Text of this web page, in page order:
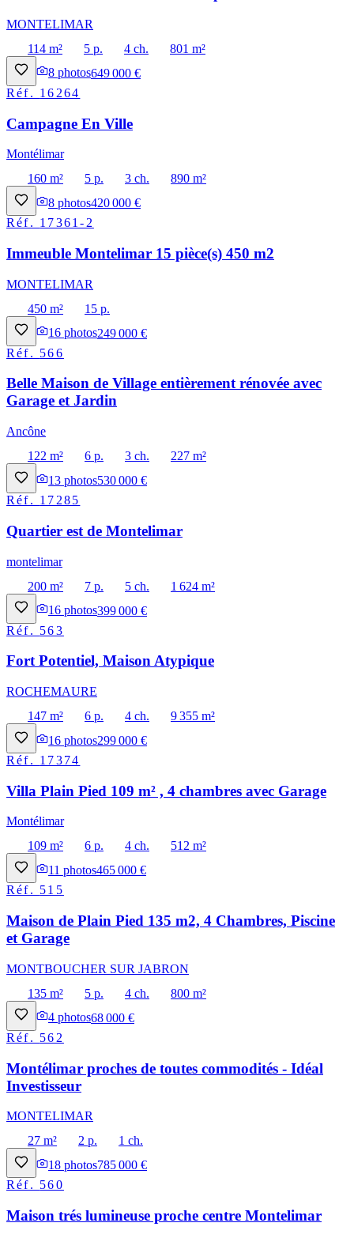
MONTELIMAR
114 m²
5 p. 4 ch.
801 m²
8 photos649 000 €
Réf. 16264
Campagne En Ville
Montélimar
160 m²
5 p. 3 ch.
890 m²
8 photos420 000 €
Réf. 17361-2
Immeuble Montelimar 15 pièce(s) 450 m2
MONTELIMAR
450 m²
15 p.
16 photos249 000 €
Réf. 566
Belle Maison de Village entièrement rénovée avec
Garage et Jardin
Ancône
122 m²
6 p. 3 ch.
227 m²
13 photos530 000 €
Réf. 17285
Quartier est de Montelimar
montelimar
200 m²
7 p. 5 ch.
1 624 m²
16 photos399 000 €
Réf. 563
Fort Potentiel, Maison Atypique
ROCHEMAURE
147 m²
6 p. 4 ch.
9 355 m²
16 photos299 000 €
Réf. 17374
Villa Plain Pied 109 m² , 4 chambres avec Garage
Montélimar
109 m²
6 p. 4 ch.
512 m²
11 photos465 000 €
Réf. 515
Maison de Plain Pied 135 m2, 4 Chambres, Piscine
et Garage
MONTBOUCHER SUR JABRON
135 m²
5 p. 4 ch.
800 m²
4 photos68 000 €
Réf. 562
Montélimar proches de toutes commodités - Idéal
Investisseur
MONTELIMAR
27 m²
2 p.
1 ch.
18 photos785 000 €
Réf. 560
Maison trés lumineuse proche centre Montelimar